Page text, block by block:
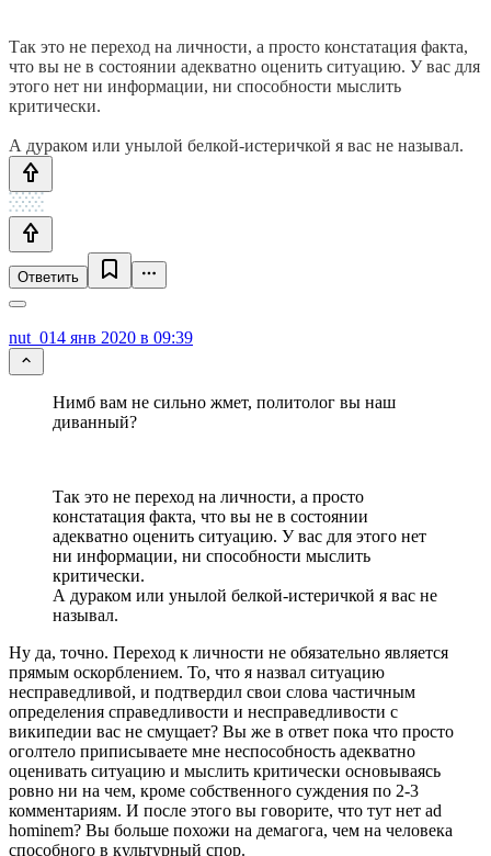
Так это не переход на личности, а просто констатация факта,
что вы не в состоянии адекватно оценить ситуацию. У вас для
этого нет ни информации, ни способности мыслить
критически.
А дураком или унылой белкой-истеричкой я вас не называл.
Ответить
nut_014 янв 2020 в 09:39
Нимб вам не сильно жмет, политолог вы наш
диванный?
Так это не переход на личности, а просто
констатация факта, что вы не в состоянии
адекватно оценить ситуацию. У вас для этого нет
ни информации, ни способности мыслить
критически.
А дураком или унылой белкой-истеричкой я вас не
называл.
Ну да, точно. Переход к личности не обязательно является
прямым оскорблением. То, что я назвал ситуацию
несправедливой, и подтвердил свои слова частичным
определения справедливости и несправедливости с
википедии вас не смущает? Вы же в ответ пока что просто
оголтело приписываете мне неспособность адекватно
оценивать ситуацию и мыслить критически основываясь
ровно ни на чем, кроме собственного суждения по 2-3
комментариям. И после этого вы говорите, что тут нет ad
hominem? Вы больше похожи на демагога, чем на человека
способного в культурный спор.